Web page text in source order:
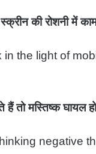
की रोशनी में
the light of
तो मस्तिष्क घायल
negative